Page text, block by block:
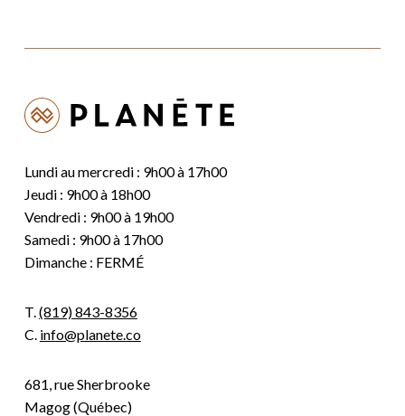
Lundi au mercredi : 9h00 à 17h00
Jeudi : 9h00 à 18h00
Vendredi : 9h00 à 19h00
Samedi : 9h00 à 17h00
Dimanche : FERMÉ
T.(819) 843-8356
C. info@planete.co
681, rue Sherbrooke
Magog (Québec)